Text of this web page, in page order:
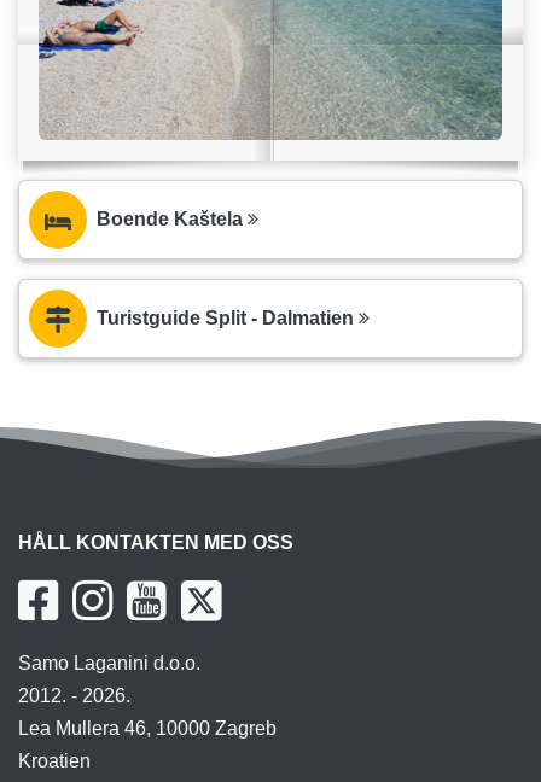
Boende Kaštela
Turistguide Split - Dalmatien
HÅLL KONTAKTEN MED OSS
Samo Laganini d.o.o.
2012. - 2026.
Lea Mullera 46, 10000 Zagreb
Kroatien